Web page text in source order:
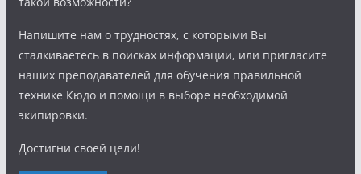
Напишите нам о трудностях, с которыми Вы
сталкиваетесь в поисках информации, или пригласите
наших преподавателей для обучения правильной
технике Кюдо и помощи в выборе необходимой
экипировки.
Достигни своей цели!